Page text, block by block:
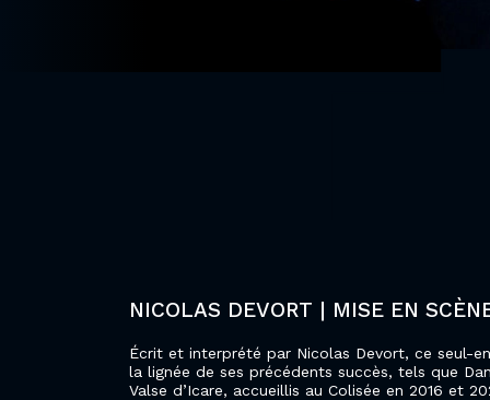
NICOLAS DEVORT | MISE EN
Écrit et interprété par Nicolas Devort, ce seul-
la lignée de ses précédents succès, tels que
Valse d’Icare, accueillis au Colisée en 2016 et